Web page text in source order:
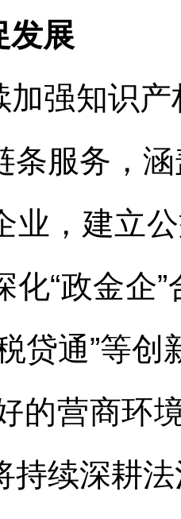
发展
加强知识
条服务，
业，建立
化“政金企
贷通”等
的营商环
持续深耕